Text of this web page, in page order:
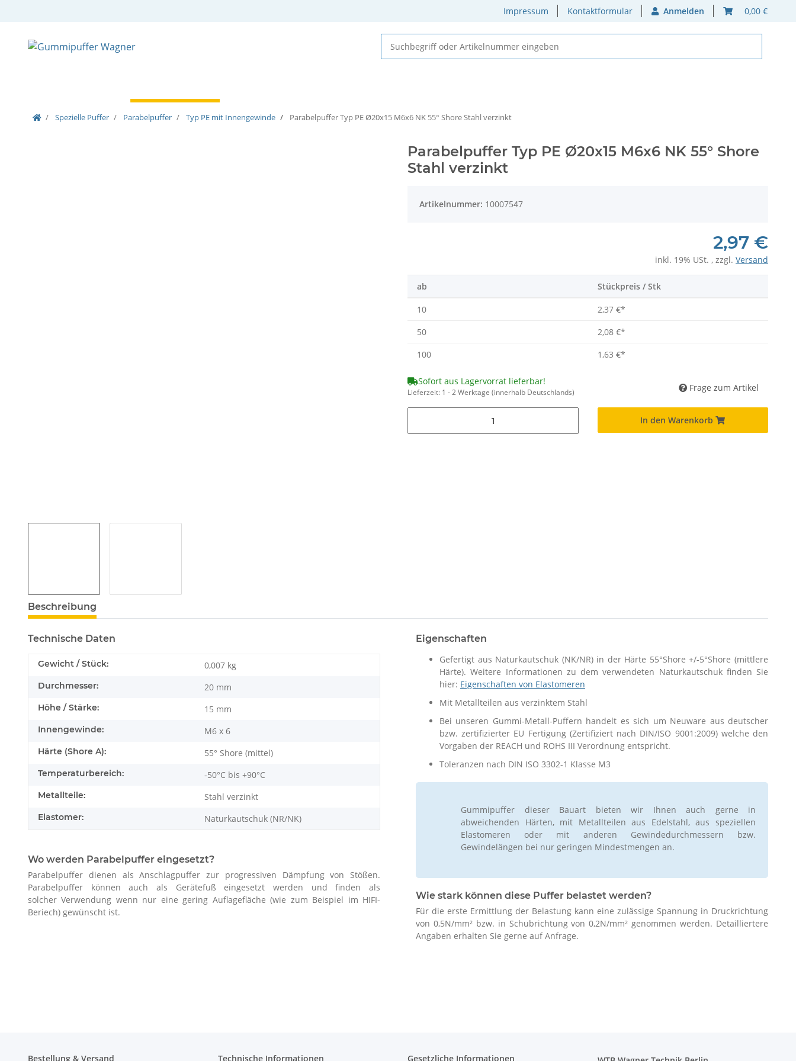
Impressum Kontaktformular Anmelden 0,00 €
Spezielle Puffer Parabelpuffer Typ PE mit Innengewinde Parabelpuffer Typ PE Ø20x15 M6x6 NK 55° Shore Stahl verzinkt
Parabelpuffer Typ PE Ø20x15 M6x6 NK 55° Shore
Stahl verzinkt
Artikelnummer: 10007547
2,97 €
inkl. 19% USt. , zzgl. Versand
ab Stückpreis / Stk
10 2,37 €*
50
2,08 €*
100
1,63 €*
Sofort aus Lagervorrat lieferbar!
Lieferzeit: 1 - 2 Werktage (innerhalb Deutschlands) Frage zum Artikel
In den Warenkorb
Beschreibung
Technische Daten
Gewicht / Stück: 0,007 kg
Durchmesser: 20 mm
Höhe / Stärke: 15 mm
Innengewinde: M6 x 6
Härte (Shore A): 55° Shore (mittel)
Temperaturbereich: -50°C bis +90°C
Metallteile: Stahl verzinkt
Elastomer: Naturkautschuk (NR/NK)
Wo werden Parabelpuffer eingesetzt?
Parabelpuffer dienen als Anschlagpuffer zur progressiven Dämpfung von Stößen.
Parabelpuffer können auch als Gerätefuß eingesetzt werden und finden als
solcher Verwendung wenn nur eine gering Auflagefläche (wie zum Beispiel im HIFI-
Beriech) gewünscht ist.
Eigenschaften
Gefertigt aus Naturkautschuk (NK/NR) in der Härte 55°Shore +/-5°Shore (mittlere
Härte). Weitere Informationen zu dem verwendeten Naturkautschuk finden Sie
hier: Eigenschaften von Elastomeren
Mit Metallteilen aus verzinktem Stahl
Bei unseren Gummi-Metall-Puffern handelt es sich um Neuware aus deutscher
bzw. zertifizierter EU Fertigung (Zertifiziert nach DIN/ISO 9001:2009) welche den
Vorgaben der REACH und ROHS III Verordnung entspricht.
Toleranzen nach DIN ISO 3302-1 Klasse M3
Gummipuffer dieser Bauart bieten wir Ihnen auch gerne in
abweichenden Härten, mit Metallteilen aus Edelstahl, aus speziellen
Elastomeren oder mit anderen Gewindedurchmessern bzw.
Gewindelängen bei nur geringen Mindestmengen an.
Wie stark können diese Puffer belastet werden?
Für die erste Ermittlung der Belastung kann eine zulässige Spannung in Druckrichtung
von 0,5N/mm² bzw. in Schubrichtung von 0,2N/mm² genommen werden. Detailliertere
Angaben erhalten Sie gerne auf Anfrage.
Bestellung & Versand Technische Informationen Gesetzliche Informationen